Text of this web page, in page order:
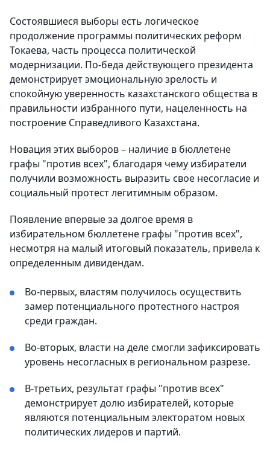
Состоявшиеся выборы есть логическое
продолжение программы политических реформ
Токаева, часть процесса политической
модернизации. По-беда действующего президента
демонстрирует эмоциональную зрелость и
спокойную уверенность казахстанского общества в
правильности избранного пути, нацеленность на
построение Справедливого Казахстана.
Новация этих выборов – наличие в бюллетене
графы "против всех", благодаря чему избиратели
получили возможность выразить свое несогласие и
социальный протест легитимным образом.
Появление впервые за долгое время в
избирательном бюллетене графы "против всех",
несмотря на малый итоговый показатель, привела к
определенным дивидендам.
Во-первых, властям получилось осуществить
замер потенциального протестного настроя
среди граждан.
Во-вторых, власти на деле смогли зафиксировать
уровень несогласных в региональном разрезе.
В-третьих, результат графы "против всех"
демонстрирует долю избирателей, которые
являются потенциальным электоратом новых
политических лидеров и партий.